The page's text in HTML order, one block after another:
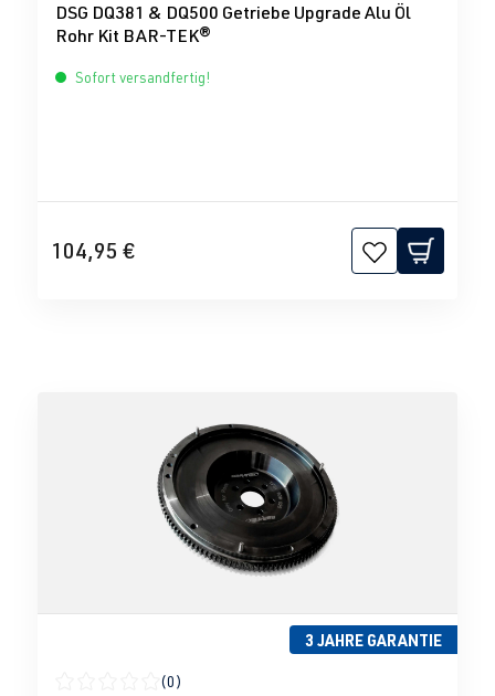
DSG DQ381 & DQ500 Getriebe Upgrade Alu Öl
Rohr Kit BAR-TEK®
Sofort versandfertig!
104,95 €
3 JAHRE GARANTIE
(0)